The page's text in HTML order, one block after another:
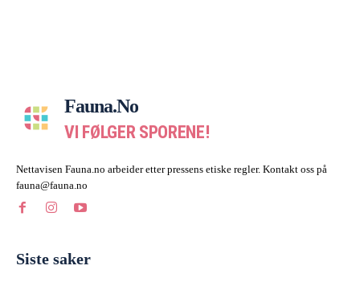
Fauna.no
VI FØLGER SPORENE!
Nettavisen Fauna.no arbeider etter pressens etiske regler. Kontakt oss på
fauna@fauna.no
Siste saker